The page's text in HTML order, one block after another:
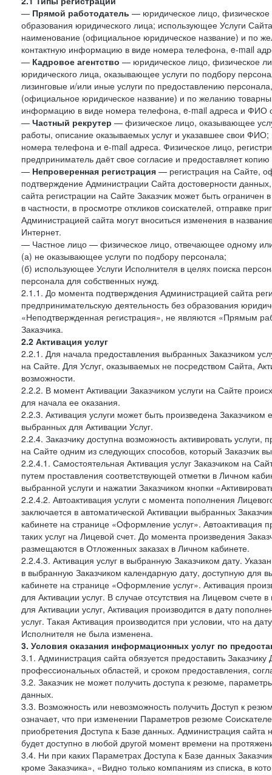
— Прямой работодатель — юридическое лицо,
образования юридического лица; использующее Услуги
наименование (официальное юридическое название) и по
контактную информацию в виде номера телефона, e-mail
— Кадровое агентство — юридическое лицо, физическое
юридического лица, оказывающее услуги по подбору
лизинговые и/или иные услуги по предоставлению
(официальное юридическое название) и по желанию
информацию в виде номера телефона, e-mail адреса и ФИО
— Частный рекрутер — физическое лицо, оказывающее
работы, описание оказываемых услуг и указавшее свои
номера телефона и e-mail адреса. Физическое лицо,
предприниматель даёт свое согласие и предоставляет
— Непроверенная регистрация — регистрация на Сайте,
подтверждение Администрации Сайта достоверности
сайта регистрации на Сайте Заказчик может быть
в частности, в просмотре откликов соискателей, отправке
Администрацией сайта могут вноситься изменения в
Интернет.
— Частное лицо — физическое лицо, отвечающее одному
(а) не оказывающее услуги по подбору персонала;
(б) использующее Услуги Исполнителя в целях поиска
персонала для собственных нужд.
2.1.1. До момента подтверждения Администрацией сайта
предпринимательскую деятельность без образования
«Неподтвержденная регистрация», не являются «Прямым
Заказчика.
2.2 Активация услуг
2.2.1. Для начала предоставления выбранных Заказчиком
на Сайте. Для Услуг, оказываемых не посредством Сайта,
возможности.
2.2.2. В момент Активации Заказчиком услуги на Сайте
для начала ее оказания.
2.2.3. Активация услуги может быть произведена
выбранных для Активации Услуг.
2.2.4. Заказчику доступна возможность активировать
на Сайте одним из следующих способов, который Заказчик
2.2.4.1. Самостоятельная Активация услуг Заказчиком на
путем проставления соответствующей отметки в Личном
выбранной услуги и нажатии Заказчиком кнопки
2.2.4.2. Автоактивация услуги с момента пополнения
заключается в автоматической Активации выбранных
кабинете на странице «Оформление услуг». Автоактивация
таких услуг на Лицевой счет. До момента произведения
размещаются в Отложенных заказах в Личном кабинете.
2.2.4.3. Активация услуг в выбранную Заказчиком дату.
в выбранную Заказчиком календарную дату, доступную для
кабинете на странице «Оформление услуг». Активация
для Активации услуг. В случае отсутствия на Лицевом
для Активации услуг, Активация производится в дату
услуг. Такая Активация производится при условии, что на
Исполнителя не была изменена.
3. Условия оказания информационных услуг по
3.1. Администрация сайта обязуется предоставить
профессиональных областей, и сроком предоставления,
3.2. Заказчик не может получить доступа к резюме,
данных.
3.3. Возможность или невозможность получить Доступ к
означает, что при изменении Параметров резюме
приобретения Доступа к Базе данных. Администрация
будет доступно в любой другой момент времени на
3.4. Ни при каких Параметрах Доступа к Базе данных
кроме Заказчика», «Видно только компаниям из списка, в